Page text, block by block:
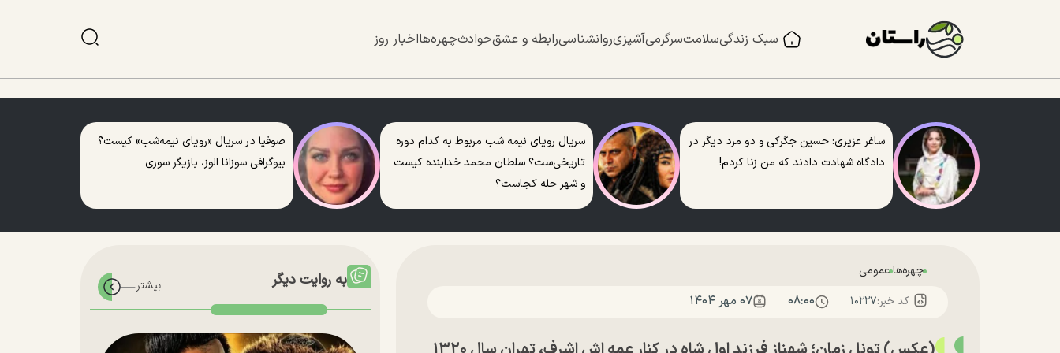
سبک زندگیسلامتسرگرمیآشپزیروانشناسیرابطه و عشقحوادثچهره‌هااخبار روز
ساغر عزیزی: حسین جگرکی و دو مرد دیگر در
دادگاه شهادت دادند که من زنا کردم!
سریال رویای نیمه شب مربوط به کدام دوره
تاریخی‌ست؟ سلطان محمد خدابنده کیست
و شهر حله کجاست؟
صوفیا در سریال «رویای نیمه‌شب» کیست؟
بیوگرافی سوزانا الوز، بازیگر سوری
چهره‌هاعمومی
کد خبر:۱۰۲۲۷ ۰۸:۰۰ ۰۷ مهر ۱۴۰۴
به روایت دیگر